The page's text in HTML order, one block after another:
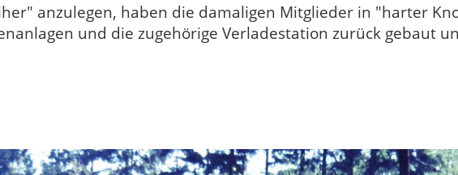
anzulegen, haben die damaligen Mitglieder in "harter
und die zugehörige Verladestation zurück gebaut